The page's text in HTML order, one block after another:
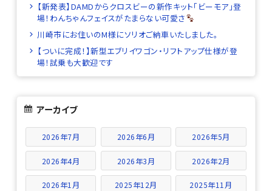
【新発表】DAMDからクロスビーの新作キット「ビーモア」登
場！わんちゃんフェイスがたまらない可愛さ
川崎市にお住いのM様にソリオご納車いたしました。
【ついに完成！】新型エブリイワゴン・リフトアップ仕様が登
場！試乗も大歓迎です
アーカイブ
2026年7月 2026年6月 2026年5月
2026年4月 2026年3月 2026年2月
2026年1月 2025年12月 2025年11月